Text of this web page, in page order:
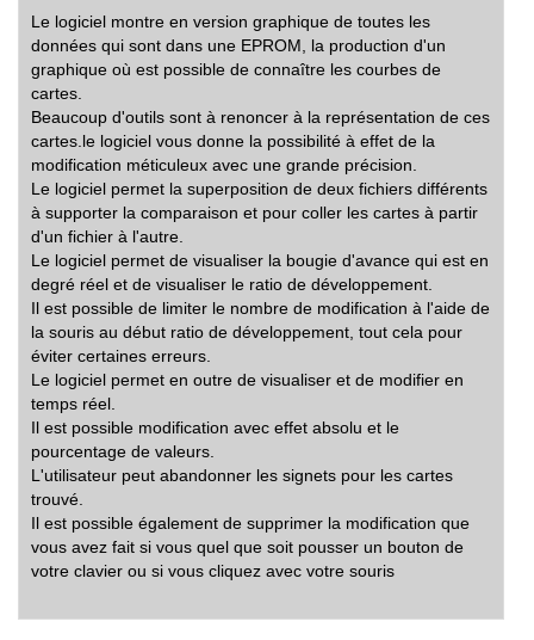
Le logiciel montre en version graphique de toutes les
données qui sont dans une EPROM, la production d'un
graphique où est possible de connaître les courbes de
cartes.
Beaucoup d'outils sont à renoncer à la représentation de ces
cartes.le logiciel vous donne la possibilité à effet de la
modification méticuleux avec une grande précision.
Le logiciel permet la superposition de deux fichiers différents
à supporter la comparaison et pour coller les cartes à partir
d'un fichier à l'autre.
Le logiciel permet de visualiser la bougie d'avance qui est en
degré réel et de visualiser le ratio de développement.
Il est possible de limiter le nombre de modification à l'aide de
la souris au début ratio de développement, tout cela pour
éviter certaines erreurs.
Le logiciel permet en outre de visualiser et de modifier en
temps réel.
Il est possible modification avec effet absolu et le
pourcentage de valeurs.
L'utilisateur peut abandonner les signets pour les cartes
trouvé.
Il est possible également de supprimer la modification que
vous avez fait si vous quel que soit pousser un bouton de
votre clavier ou si vous cliquez avec votre souris